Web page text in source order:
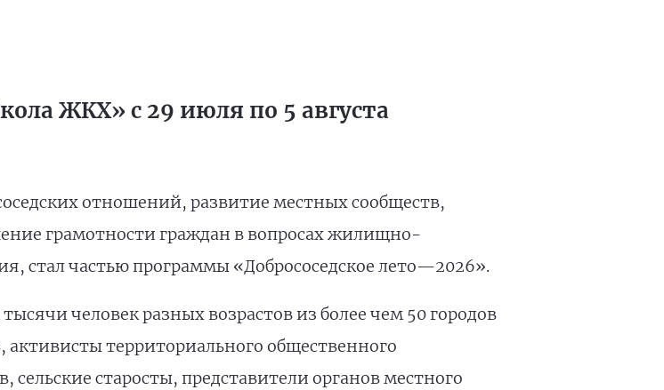
ЖКХ» с 29 июля по 5 августа
отношений, развитие местных сообществ,
грамотности граждан в вопросах жилищно-
стал частью программы «Добрососедское лето—2026».
человек разных возрастов из более чем 50 городов
территориального общественного
сельские старосты, представители органов местного